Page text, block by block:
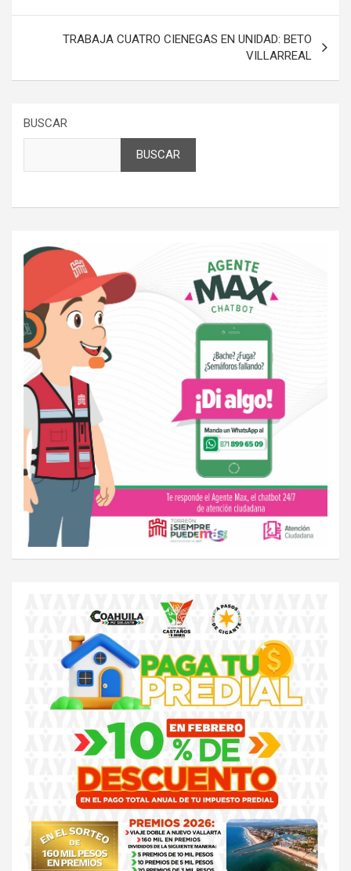
entradas
TRABAJA CUATRO CIENEGAS EN UNIDAD: BETO
VILLARREAL
BUSCAR
BUSCAR